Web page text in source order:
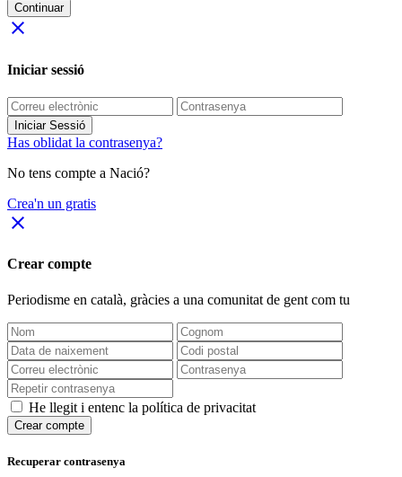
Continuar
close
Iniciar sessió
Iniciar Sessió
Has oblidat la contrasenya?
No tens compte a Nació?
Crea'n un gratis
close
Crear compte
Periodisme en català, gràcies a una comunitat de gent com tu
He llegit i entenc la política de privacitat
Crear compte
Recuperar contrasenya